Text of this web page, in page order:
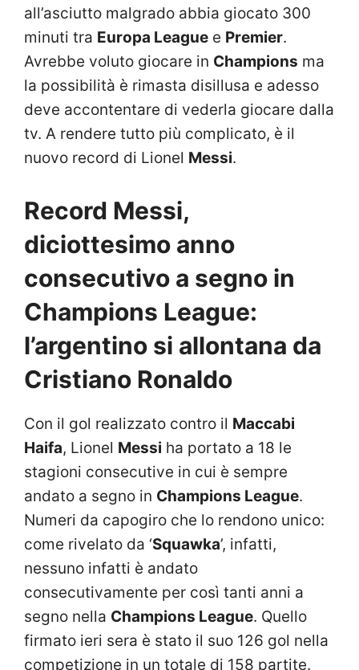
all’asciutto malgrado abbia giocato 300
minuti tra Europa League e Premier.
Avrebbe voluto giocare in Champions ma
la possibilità è rimasta disillusa e adesso
deve accontentare di vederla giocare dalla
tv. A rendere tutto più complicato, è il
nuovo record di Lionel Messi.
Record Messi,
diciottesimo anno
consecutivo a segno in
Champions League:
l’argentino si allontana da
Cristiano Ronaldo
Con il gol realizzato contro il Maccabi
Haifa, Lionel Messi ha portato a 18 le
stagioni consecutive in cui è sempre
andato a segno in Champions League.
Numeri da capogiro che lo rendono unico:
come rivelato da ‘Squawka’, infatti,
nessuno infatti è andato
consecutivamente per così tanti anni a
segno nella Champions League. Quello
firmato ieri sera è stato il suo 126 gol nella
competizione in un totale di 158 partite.